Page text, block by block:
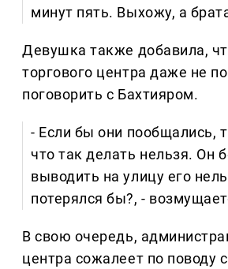
минут пять. Выхожу, а
Девушка также добавила,
торгового центра даже не
поговорить с Бахтияром.
- Если бы они пообщались,
что так делать нельзя. Он
выводить на улицу его
потерялся бы?, -
В свою очередь,
центра сожалеет по поводу